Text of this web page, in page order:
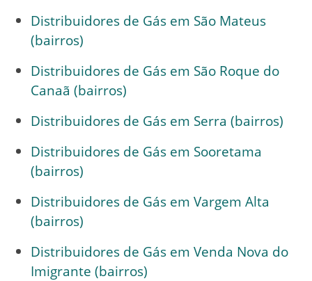
Distribuidores de Gás em São Mateus
(bairros)
Distribuidores de Gás em São Roque do
Canaã (bairros)
Distribuidores de Gás em Serra (bairros)
Distribuidores de Gás em Sooretama
(bairros)
Distribuidores de Gás em Vargem Alta
(bairros)
Distribuidores de Gás em Venda Nova do
Imigrante (bairros)